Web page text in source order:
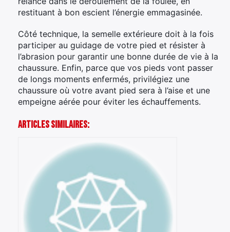
restituant à bon escient l’énergie emmagasinée.
Côté technique, la semelle extérieure doit à la fois
participer au guidage de votre pied et résister à
l’abrasion pour garantir une bonne durée de vie à la
chaussure. Enfin, parce que vos pieds vont passer
de longs moments enfermés, privilégiez une
chaussure où votre avant pied sera à l’aise et une
empeigne aérée pour éviter les échauffements.
Articles Similaires: